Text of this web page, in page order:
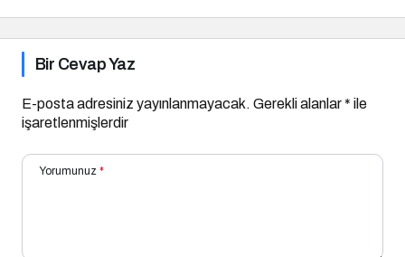
Bir Cevap Yaz
E-posta adresiniz yayınlanmayacak. Gerekli alanlar* ile
işaretlenmişlerdir
Yorumunuz *